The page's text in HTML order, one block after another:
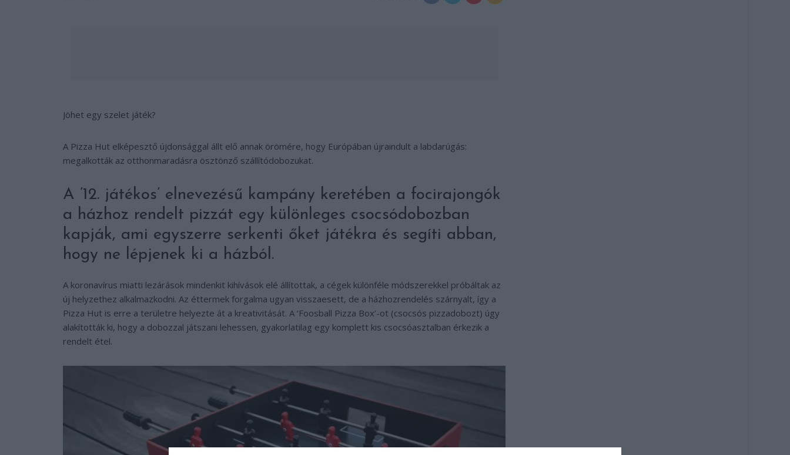
Jöhet egy szelet játék?
A Pizza Hut elképesztő újdonsággal állt elő annak örömére, hogy Európában újraindult a labdarúgás:
megalkották az otthonmaradásra ösztönző szállítódobozukat.
A ’12. játékos’ elnevezésű kampány keretében a focirajongók
a házhoz rendelt pizzát egy különleges csocsódobozban
kapják, ami egyszerre serkenti őket játékra és segíti abban,
hogy ne lépjenek ki a házból.
A koronavírus miatti lezárások mindenkit kihívások elé állítottak, a cégek különféle módszerekkel próbáltak az
új helyzethez alkalmazkodni. Az éttermek forgalma ugyan visszaesett, de a házhozrendelés szárnyalt, így a
Pizza Hut is erre a területre helyezte át a kreativitását. A ‘Foosball Pizza Box’-ot (csocsós pizzadobozt) úgy
alakították ki, hogy a dobozzal játszani lehessen, gyakorlatilag egy komplett kis csocsóasztalban érkezik a
rendelt étel.